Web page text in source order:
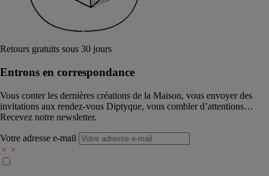
Retours gratuits sous 30 jours
Entrons en correspondance​
Vous conter les dernières créations de la Maison, vous envoyer des
invitations aux rendez-vous Diptyque, vous combler d’attentions…
Recevez notre newsletter.
Votre adresse e-mail